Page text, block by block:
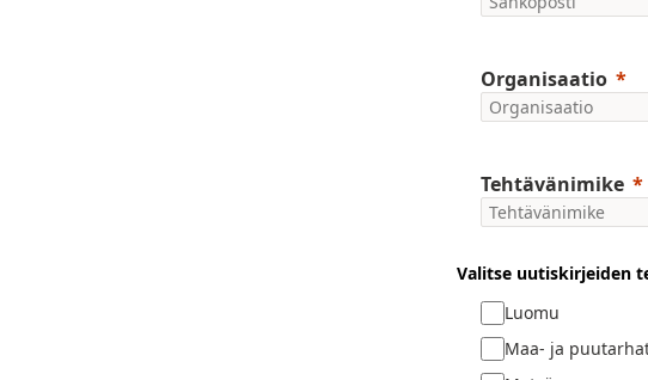
Organisaatio
Tehtävänimike
Valitse uutiskirjeiden
Luomu
Maa- ja